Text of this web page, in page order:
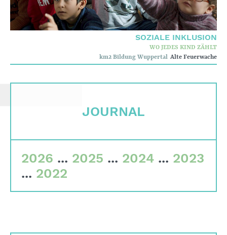
SOZIALE INKLUSION
WO JEDES KIND ZÄHLT
km2 Bildung Wuppertal Alte Feuerwache
JOURNAL
2026 ... 2025 ... 2024 ... 2023
... 2022
Unsere Themen
Demokratische Kultur
Stiftung
Wer wir sind
Team